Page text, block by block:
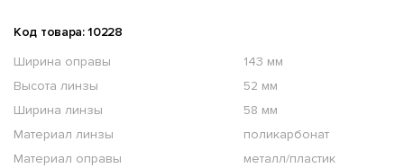
Код товара: 10228
Ширина оправы
143 мм
Высота линзы
52 мм
Ширина линзы
58 мм
Материал линзы
поликарбонат
Материал оправы
металл/пластик